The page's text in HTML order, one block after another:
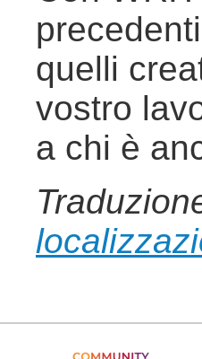
quelli
vostro
a chi è